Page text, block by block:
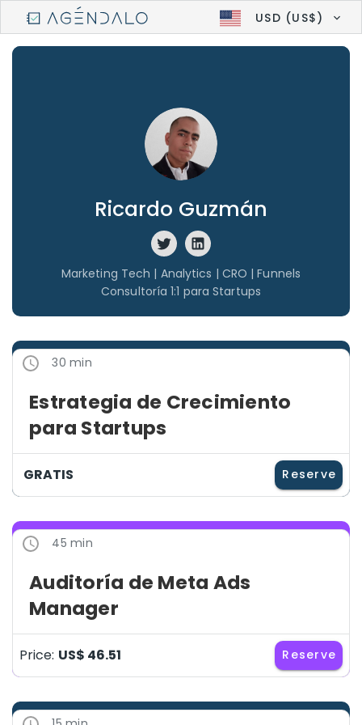
USD (US$)
Ricardo Guzmán
Marketing Tech | Analytics | CRO | Funnels
Consultoría 1:1 para Startups
30 min
Estrategia de Crecimiento
para Startups
GRATIS Reserve
45 min
Auditoría de Meta Ads
Manager
Price: US$ 46.51 Reserve